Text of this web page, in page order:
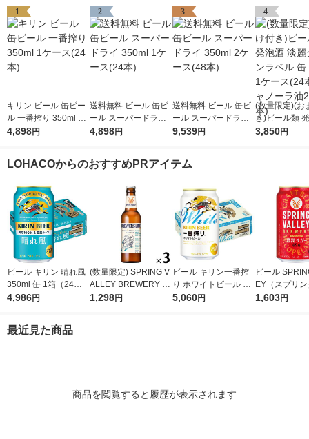
1
キリン ビール 缶ビー
ル 一番搾り 350ml 1
ケース(24本)
4,898円
2
送料無料 ビール 缶ビ
ール スーパードライ
350ml 1ケース(24本)
4,898円
3
送料無料 ビール 缶ビ
ール スーパードライ
350ml 2ケース(48本)
9,539円
4
(数量限定)(お
き)ビール類
麗グリーンラ
3,850円
LOHACOからのおすすめPRアイテム
ビール キリン 晴れ風
350ml 缶 1箱（24
本） 缶ビール
4,986円
(数量限定) SPRING V
ALLEY BREWERY B
REWERS LINE#1デ
1,298円
ビール キリン一番搾
り ホワイトビール 缶
350ml 1ケース(24本)
5,060円
ビール
EY（スプリ
ー） 豊潤
1,603円
最近見た商品
商品を閲覧すると履歴が表示されます